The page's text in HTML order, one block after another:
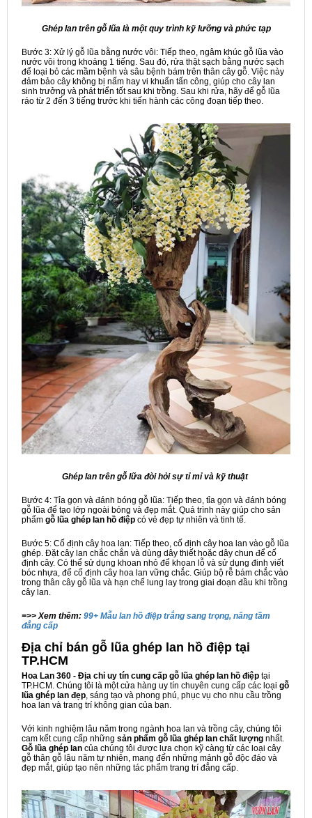
Ghép lan trên gỗ lũa là một quy trình kỹ lưỡng và phức tạp
Bước 3: Xử lý gỗ lũa bằng nước vôi: Tiếp theo, ngâm khúc gỗ lũa vào
nước vôi trong khoảng 1 tiếng. Sau đó, rửa thật sạch bằng nước sạch
để loại bỏ các mầm bệnh và sâu bệnh bám trên thân cây gỗ. Việc này
đảm bảo cây không bị nấm hay vi khuẩn tấn công, giúp cho cây lan
sinh trưởng và phát triển tốt sau khi trồng. Sau khi rửa, hãy để gỗ lũa
ráo từ 2 đến 3 tiếng trước khi tiến hành các công đoạn tiếp theo.
Ghép lan trên gỗ lữa đòi hỏi sự tỉ mỉ và kỹ thuật
Bước 4: Tỉa gọn và đánh bóng gỗ lũa: Tiếp theo, tỉa gọn và đánh bóng
gỗ lũa để tạo lớp ngoài bóng và đẹp mắt. Quá trình này giúp cho sản
phẩm gỗ lũa ghép lan hồ điệp có vẻ đẹp tự nhiên và tinh tế.
Bước 5: Cố định cây hoa lan: Tiếp theo, cố định cây hoa lan vào gỗ lũa
ghép. Đặt cây lan chắc chắn và dùng dây thiết hoặc dây chun để cố
định cây. Có thể sử dụng khoan nhỏ để khoan lỗ và sử dụng đinh viết
bóc nhựa, để cố định cây hoa lan vững chắc. Giúp bộ rễ bám chắc vào
trong thân cây gỗ lũa và hạn chế lung lay trong giai đoạn đầu khi trồng
cây lan.
=>> Xem thêm: 99+ Mẫu lan hồ điệp trắng sang trọng, nâng tầm
đẳng cấp
Địa chỉ bán gỗ lũa ghép lan hồ điệp tại
TP.HCM
Hoa Lan 360 - Địa chỉ uy tín cung cấp gỗ lũa ghép lan hồ điệp tại
TP.HCM. Chúng tôi là một cửa hàng uy tín chuyên cung cấp các loại gỗ
lũa ghép lan đẹp, sáng tạo và phong phú, phục vụ cho nhu cầu trồng
hoa lan và trang trí không gian của bạn.
Với kinh nghiệm lâu năm trong ngành hoa lan và trồng cây, chúng tôi
cam kết cung cấp những sản phẩm gỗ lũa ghép lan chất lượng nhất.
Gỗ lũa ghép lan của chúng tôi được lựa chọn kỹ càng từ các loại cây
gỗ thân gỗ lâu năm tự nhiên, mang đến những mảnh gỗ độc đáo và
đẹp mắt, giúp tạo nên những tác phẩm trang trí đẳng cấp.